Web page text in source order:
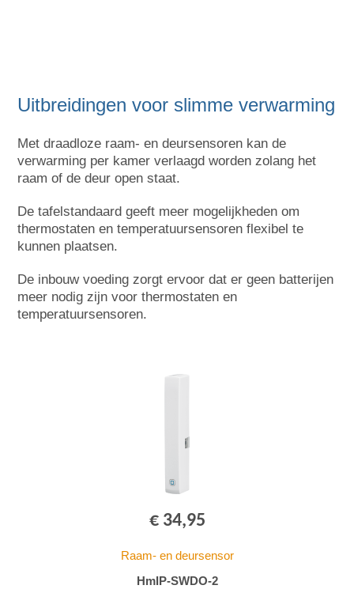
Uitbreidingen voor slimme verwarming
Met draadloze raam- en deursensoren kan de
verwarming per kamer verlaagd worden zolang het
raam of de deur open staat.
De tafelstandaard geeft meer mogelijkheden om
thermostaten en temperatuursensoren flexibel te
kunnen plaatsen.
De inbouw voeding zorgt ervoor dat er geen batterijen
meer nodig zijn voor thermostaten en
temperatuursensoren.
€ 34,95
Raam- en deursensor
HmIP-SWDO-2